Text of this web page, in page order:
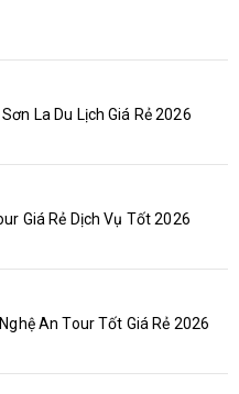
La Du Lịch Giá Rẻ 2026
Giá Rẻ Dịch Vụ Tốt 2026
An Tour Tốt Giá Rẻ 2026